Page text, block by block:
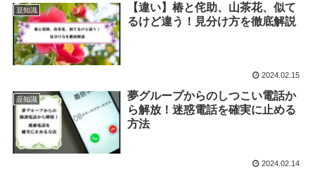
豆知識
【違い】椿と侘助、山茶花、似て
るけど違う！見分け方を徹底解説
2024.02.15
豆知識
夢グループからのしつこい電話か
ら解放！迷惑電話を確実に止める
方法
2024.02.14